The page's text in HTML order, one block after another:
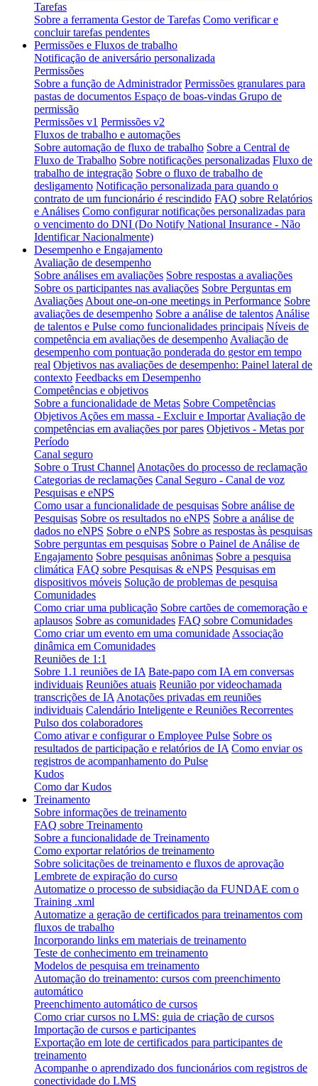
Tarefas
Sobre a ferramenta Gestor de Tarefas Como verificar e
concluir tarefas pendentes
Permissões e Fluxos de trabalho
Notificação de aniversário personalizada
Permissões
Sobre a função de Administrador Permissões granulares para
pastas de documentos Espaço de boas-vindas Grupo de
permissão
Permissões v1 Permissões v2
Fluxos de trabalho e automações
Sobre automação de fluxo de trabalho Sobre a Central de
Fluxo de Trabalho Sobre notificações personalizadas Fluxo de
trabalho de integração Sobre o fluxo de trabalho de
desligamento Notificação personalizada para quando o
contrato de um funcionário é rescindido FAQ sobre Relatórios
e Análises Como configurar notificações personalizadas para
o vencimento do DNI (Do Notify National Insurance - Não
Identificar Nacionalmente)
Desempenho e Engajamento
Avaliação de desempenho
Sobre análises em avaliações Sobre respostas a avaliações
Sobre os participantes nas avaliações Sobre Perguntas em
Avaliações About one-on-one meetings in Performance Sobre
avaliações de desempenho Sobre a análise de talentos Análise
de talentos e Pulse como funcionalidades principais Níveis de
competência em avaliações de desempenho Avaliação de
desempenho com pontuação ponderada do gestor em tempo
real Objetivos nas avaliações de desempenho: Painel lateral de
contexto Feedbacks em Desempenho
Competências e objetivos
Sobre a funcionalidade de Metas Sobre Competências
Objetivos Ações em massa - Excluir e Importar Avaliação de
competências em avaliações por pares Objetivos - Metas por
Período
Canal seguro
Sobre o Trust Channel Anotações do processo de reclamação
Categorias de reclamações Canal Seguro - Canal de voz
Pesquisas e eNPS
Como usar a funcionalidade de pesquisas Sobre análise de
Pesquisas Sobre os resultados no eNPS Sobre a análise de
dados no eNPS Sobre o eNPS Sobre as respostas às pesquisas
Sobre perguntas em pesquisas Sobre o Painel de Análise de
Engajamento Sobre pesquisas anônimas Sobre a pesquisa
climática FAQ sobre Pesquisas & eNPS Pesquisas em
dispositivos móveis Solução de problemas de pesquisa
Comunidades
Como criar uma publicação Sobre cartões de comemoração e
aplausos Sobre as comunidades FAQ sobre Comunidades
Como criar um evento em uma comunidade Associação
dinâmica em Comunidades
Reuniões de 1:1
Sobre 1.1 reuniões de IA Bate-papo com IA em conversas
individuais Reuniões atuais Reunião por videochamada
transcrições de IA Anotações privadas em reuniões
individuais Calendário Inteligente e Reuniões Recorrentes
Pulso dos colaboradores
Como ativar e configurar o Employee Pulse Sobre os
resultados de participação e relatórios de IA Como enviar os
registros de acompanhamento do Pulse
Kudos
Como dar Kudos
Treinamento
Sobre informações de treinamento
FAQ sobre Treinamento
Sobre a funcionalidade de Treinamento
Como exportar relatórios de treinamento
Sobre solicitações de treinamento e fluxos de aprovação
Lembrete de expiração do curso
Automatize o processo de subsidiação da FUNDAE com o
Training .xml
Automatize a geração de certificados para treinamentos com
fluxos de trabalho
Incorporando links em materiais de treinamento
Teste de conhecimento em treinamento
Modelos de pesquisa em treinamento
Automação do treinamento: cursos com preenchimento
automático
Preenchimento automático de cursos
Como criar cursos no LMS: guia de criação de cursos
Importação de cursos e participantes
Exportação em lote de certificados para participantes de
treinamento
Acompanhe o aprendizado dos funcionários com registros de
conectividade do LMS